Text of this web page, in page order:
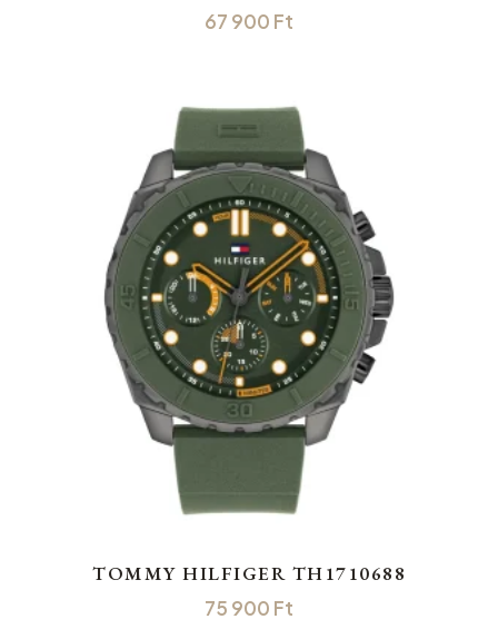
67 900 Ft
TOMMY HILFIGER TH1710688
75 900 Ft